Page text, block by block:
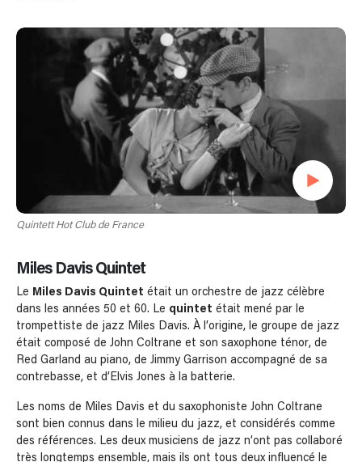
Quintett Hot Club de France
Miles Davis Quintet
Le Miles Davis Quintet était un orchestre de jazz célèbre
dans les années 50 et 60. Le quintet était mené par le
trompettiste de jazz Miles Davis. À l’origine, le groupe de jazz
était composé de John Coltrane et son saxophone ténor, de
Red Garland au piano, de Jimmy Garrison accompagné de sa
contrebasse, et d’Elvis Jones à la batterie.
Les noms de Miles Davis et du saxophoniste John Coltrane
sont bien connus dans le milieu du jazz, et considérés comme
des références. Les deux musiciens de jazz n’ont pas collaboré
très longtemps ensemble, mais ils ont tous deux influencé le